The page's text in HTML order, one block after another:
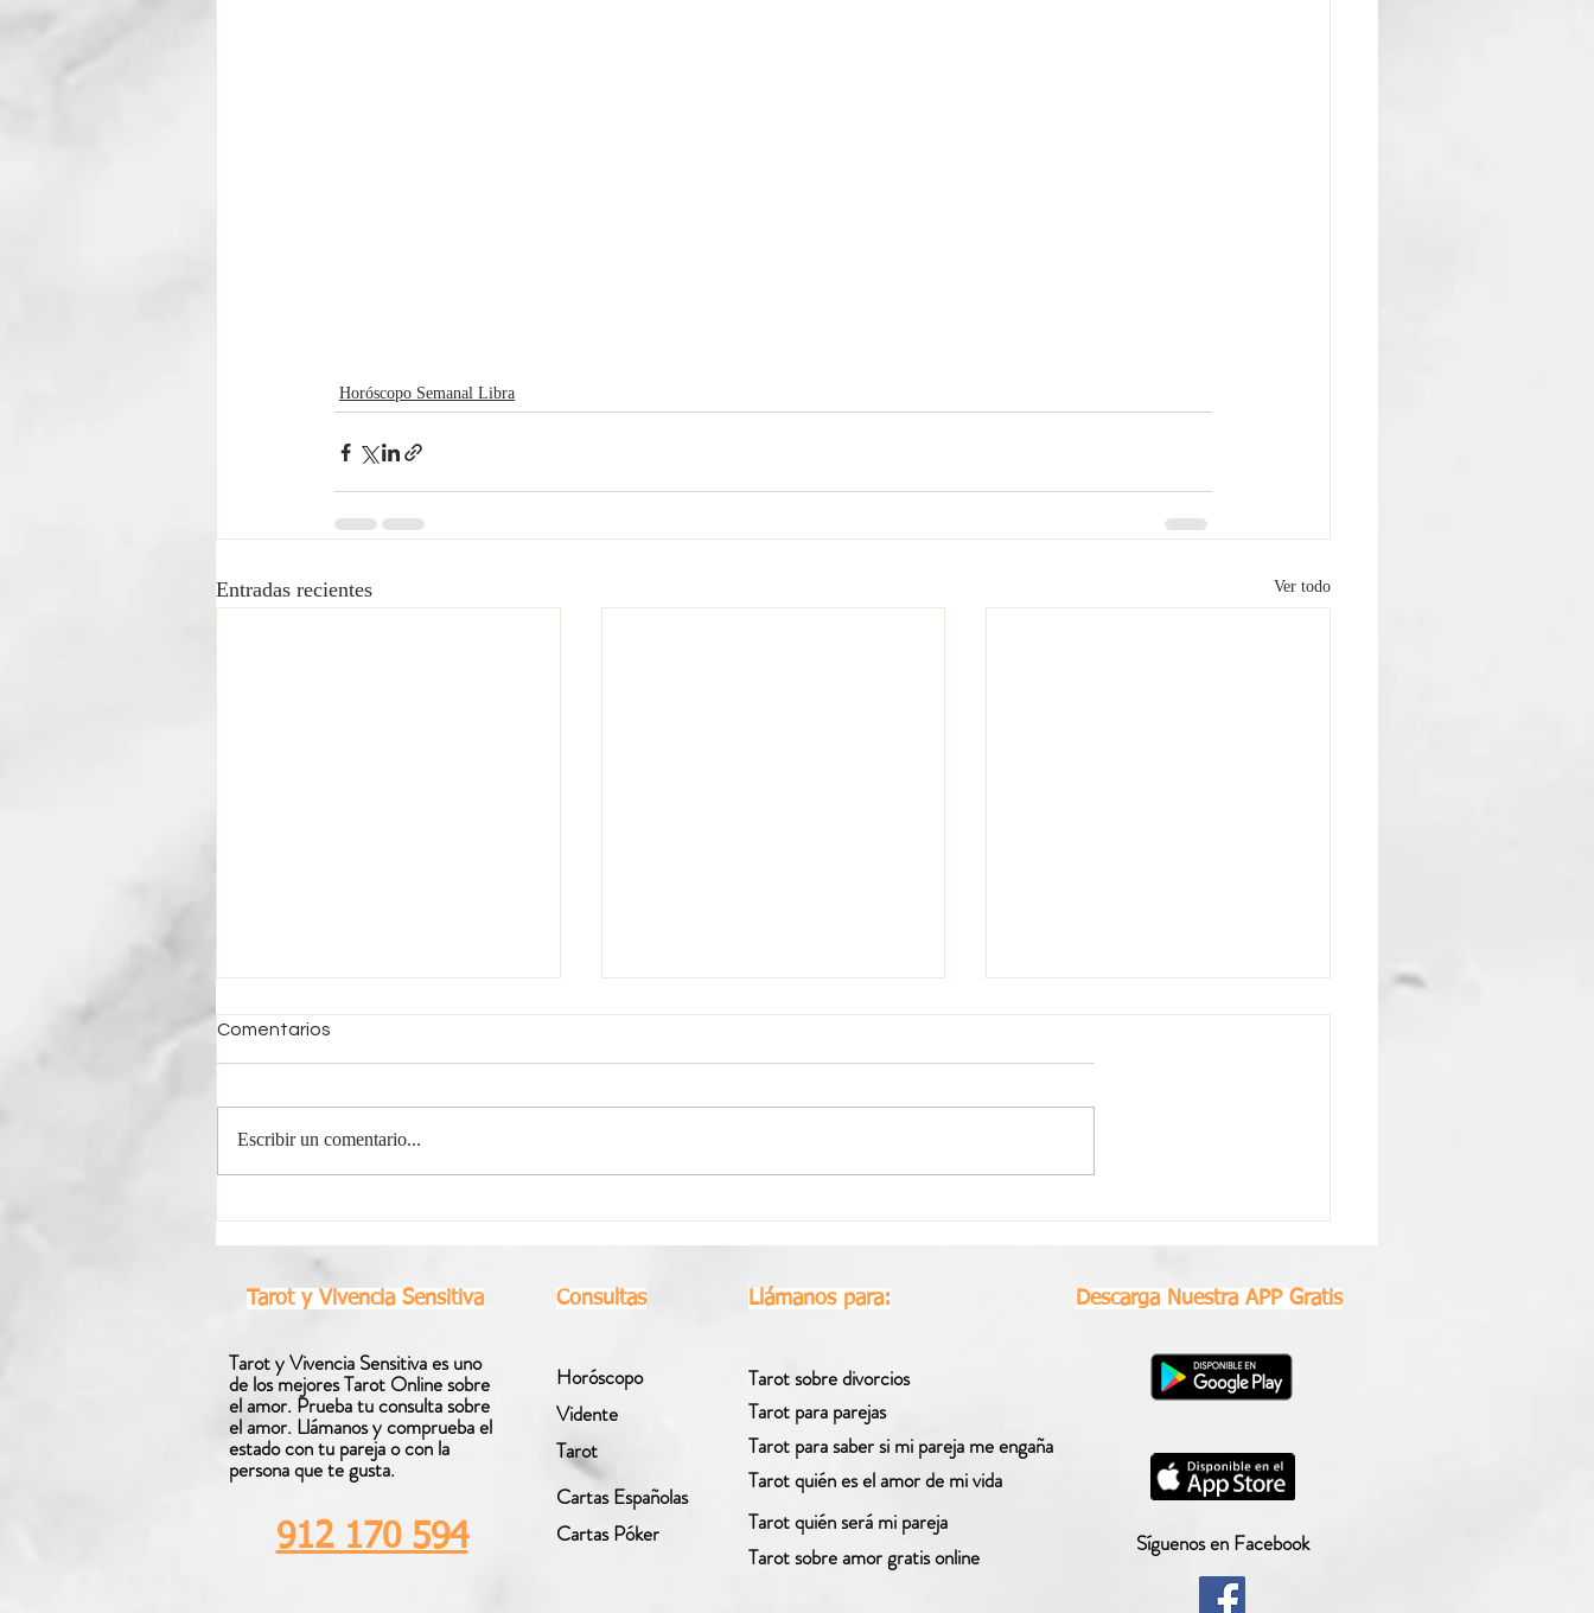
Horóscopo Semanal Libra
Entradas recientes Ver todo
Comentarios
Escribir un comentario...
Tarot y Vivencia Sensitiva Consultas Llámanos para: Descarga Nuestra APP Gratis
Tarot y Vivencia Sensitiva es uno
de los mejores Tarot Online sobre
el amor. Prueba tu consulta sobre
el amor. Llámanos y comprueba el
estado con tu pareja o con la
persona que te gusta.
912 170 594
Horóscopo
Vidente
Tarot
Cartas Españolas
Cartas Póker
Tarot sobre divorcios
Tarot para parejas
Tarot para saber si mi pareja me engaña
Tarot quién es el amor de mi vida
Tarot quién será mi pareja
Tarot sobre amor gratis online
Síguenos en Facebook